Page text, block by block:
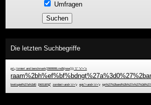
Umfragen
Die letzten Suchbegriffe
prï¿½mien' and benchmark(2999999,md5(now())) '1" "x"="x
brettspiel%27a%3d0 pesang' zombie'+and+'x'='y epic''+and+'x'='y